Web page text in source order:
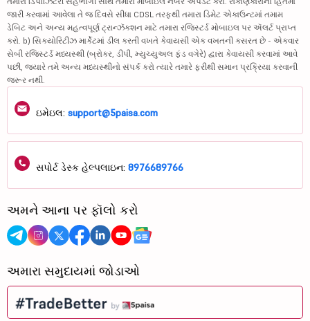
જારી કરવામાં આવેલા તે જ દિવસે સીધા CDSL તરફથી તમારા ડિમેટ એકાઉન્ટમાં તમામ
ડેબિટ અને અન્ય મહત્વપૂર્ણ ટ્રાન્ઝૅક્શન માટે તમારા રજિસ્ટર્ડ મોબાઇલ પર ઍલર્ટ પ્રાપ્ત
કરો. b) સિક્યોરિટીઝ માર્કેટમાં ડીલ કરતી વખતે કેવાયસી એક વખતની કસરત છે - એકવાર
સેબી રજિસ્ટર્ડ મધ્યસ્થી (બ્રોકર, ડીપી, મ્યુચ્યુઅલ ફંડ વગેરે) દ્વારા કેવાયસી કરવામાં આવે
પછી, જ્યારે તમે અન્ય મધ્યસ્થીનો સંપર્ક કરો ત્યારે તમારે ફરીથી સમાન પ્રક્રિયા કરવાની
જરૂર નથી.
ઇમેઇલ: support@5paisa.com
સપોર્ટ ડેસ્ક હેલ્પલાઇન: 8976689766
અમને આના પર ફૉલો કરો
અમારા સમુદાયમાં જોડાઓ